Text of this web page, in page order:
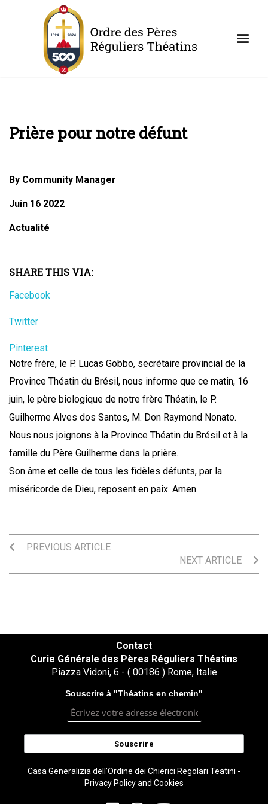
Prière pour notre défunt
By Community Manager
Juin 16 2022
Actualité
SHARE THIS VIA:
Facebook
Twitter
Pinterest
Notre frère, le P. Lucas Gobbo, secrétaire provincial de la
Province Théatin du Brésil, nous informe que ce matin, 16
juin, le père biologique de notre frère Théatin, le P.
Guilherme Alves dos Santos, M. Don Raymond Nonato.
Nous nous joignons à la Province Théatin du Brésil et à la
famille du Père Guilherme dans la prière.
Son âme et celle de tous les fidèles défunts, par la
miséricorde de Dieu, reposent en paix. Amen.
PREVIOUS ARTICLE
NEXT ARTICLE
Contact
Curie Générale des Pères Réguliers Théatins
Piazza Vidoni, 6 - ( 00186 ) Rome, Italie
Souscrire à "Théatins en chemin"
Casa Generalizia dell’Ordine dei Chierici Regolari Teatini -
Privacy Policy and Cookies